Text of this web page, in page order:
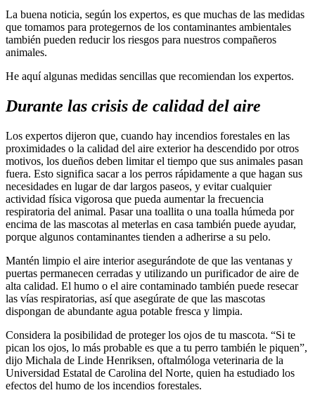
La buena noticia, según los expertos, es que muchas de las medidas
que tomamos para protegernos de los contaminantes ambientales
también pueden reducir los riesgos para nuestros compañeros
animales.
He aquí algunas medidas sencillas que recomiendan los expertos.
Durante las crisis de calidad del aire
Los expertos dijeron que, cuando hay incendios forestales en las
proximidades o la calidad del aire exterior ha descendido por otros
motivos, los dueños deben limitar el tiempo que sus animales pasan
fuera. Esto significa sacar a los perros rápidamente a que hagan sus
necesidades en lugar de dar largos paseos, y evitar cualquier
actividad física vigorosa que pueda aumentar la frecuencia
respiratoria del animal. Pasar una toallita o una toalla húmeda por
encima de las mascotas al meterlas en casa también puede ayudar,
porque algunos contaminantes tienden a adherirse a su pelo.
Mantén limpio el aire interior asegurándote de que las ventanas y
puertas permanecen cerradas y utilizando un purificador de aire de
alta calidad. El humo o el aire contaminado también puede resecar
las vías respiratorias, así que asegúrate de que las mascotas
dispongan de abundante agua potable fresca y limpia.
Considera la posibilidad de proteger los ojos de tu mascota. “Si te
pican los ojos, lo más probable es que a tu perro también le piquen”,
dijo Michala de Linde Henriksen, oftalmóloga veterinaria de la
Universidad Estatal de Carolina del Norte, quien ha estudiado los
efectos del humo de los incendios forestales.